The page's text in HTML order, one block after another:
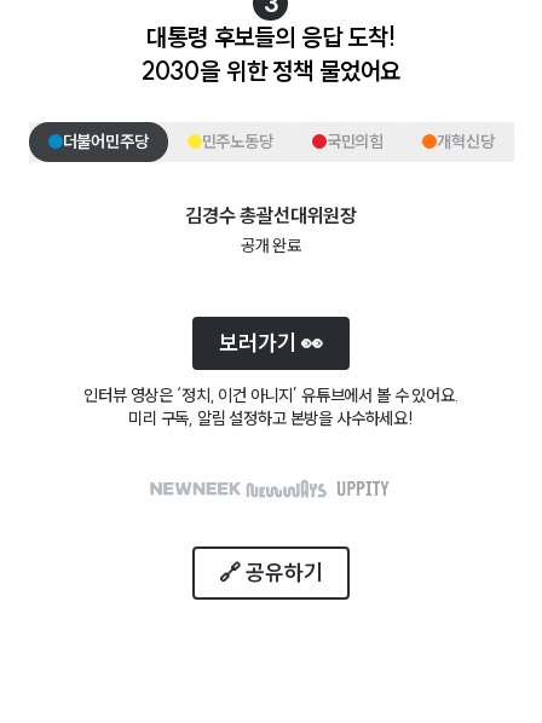
대통령 후보들의 응답 도착!
2030을 위한 정책 물었어요
더불어민주당 민주노동당 국민의힘 개혁신당
김경수총괄선대위원장
공개 완료
보러가기 👀
인터뷰 영상은 ‘정치, 이건 아니지’ 유튜브에서 볼 수 있어요.
미리 구독, 알림 설정하고 본방을 사수하세요!
🔗 공유하기